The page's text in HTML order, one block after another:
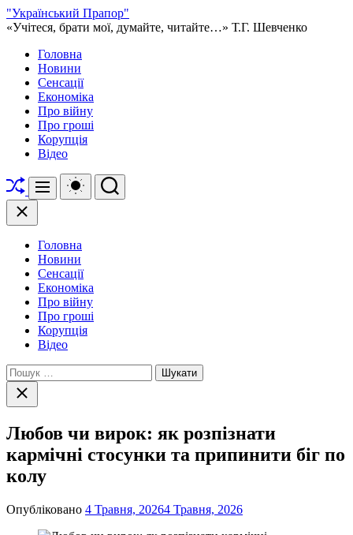
Перейти
до
"Український Прапор"
«Учітеся, брати мої, думайте, читайте…» Т.Г. Шевченко
Головна
Новини
Сенсації
Економіка
Про війну
Про гроші
Корупція
Відео
Перетасувати
Меню
Перемикач
кольорового
Пошук
Закрити
Головна
Новини
Сенсації
Економіка
Про війну
Про гроші
Корупція
Відео
Пошук:
Закрити
пошук
Любов чи вирок: як розпізнати
кармічні стосунки та припинити біг по
колу
Опубліковано 4 Травня, 20264 Травня, 2026